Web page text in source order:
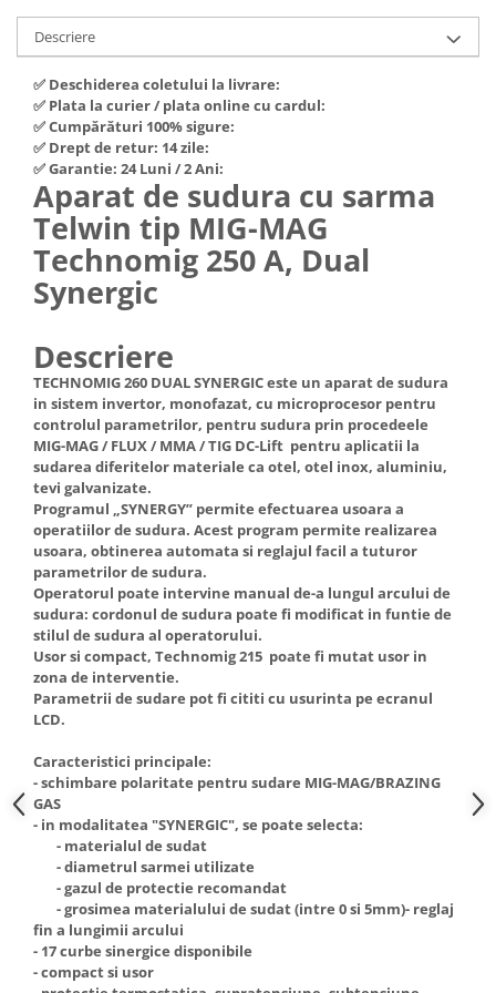
Nivela de masurat
pneumatice
Pistoale de vopsit
Prelungitoare
Polizoare electrice de banc si
unghiulare
Rindele si freze pentru lemn
Redresoare auto - roboti de
pornire
Suflante cu aer cald
Scari metalice
Strungurii
Scule cu acumulator
Scule pentru electricieni
Truse de scule
Truse de lipit PPR
Ventuze cu brate pentru transport
Vibratoare beton
Hote Telescopice
Hote Traditionale
Hote Incorporabile
Hote Country
Hote Insula
Hote Cupolare
Accesorii, consumabile hote
Masini de tocat carne
Masini de carnati ( CARNATARI )
Masini de spalat vase
Masini de spalat vase
independente
Masini de spalat rufe
Masini de spalat rufe frontale
Masini de spalat rufe verticale
Masini de spalat rufe incorporabile
Masini de spalat rufe cu uscator
Uscatoare de rufe
Masini de facut paine
Pachete electrocasnice
incorporabile
Seturi oale
SANDWICH MAKER
Televizoare
Descriere
✅ Deschiderea coletului la livrare:
✅ Plata la curier / plata online cu cardul:
✅ Cumpărături 100% sigure:
✅ Drept de retur: 14 zile:
✅ Garantie: 24 Luni / 2 Ani:
Aparat de sudura cu sarma
Telwin tip MIG-MAG
Technomig 250 A, Dual
Synergic
Descriere
TECHNOMIG 260 DUAL SYNERGIC este un aparat de sudura
in sistem invertor, monofazat, cu microprocesor pentru
controlul parametrilor, pentru sudura prin procedeele
MIG-MAG / FLUX / MMA / TIG DC-Lift pentru aplicatii la
sudarea diferitelor materiale ca otel, otel inox, aluminiu,
tevi galvanizate.
Programul „SYNERGY” permite efectuarea usoara a
operatiilor de sudura. Acest program permite realizarea
usoara, obtinerea automata si reglajul facil a tuturor
parametrilor de sudura.
Operatorul poate intervine manual de-a lungul arcului de
sudura: cordonul de sudura poate fi modificat in funtie de
stilul de sudura al operatorului.
Usor si compact, Technomig 215 poate fi mutat usor in
zona de interventie.
Parametrii de sudare pot fi cititi cu usurinta pe ecranul
LCD.
Caracteristici principale:
- schimbare polaritate pentru sudare MIG-MAG/BRAZING
GAS
- in modalitatea "SYNERGIC", se poate selecta:
- materialul de sudat
- diametrul sarmei utilizate
- gazul de protectie recomandat
- grosimea materialului de sudat (intre 0 si 5mm)- reglaj
fin a lungimii arcului
- 17 curbe sinergice disponibile
- compact si usor